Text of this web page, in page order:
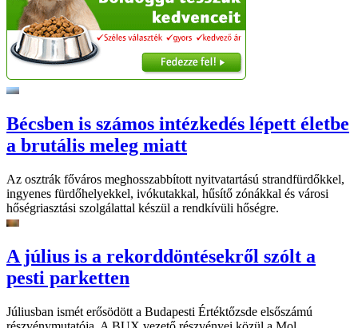
Bécsben is számos intézkedés lépett életbe
a brutális meleg miatt
Az osztrák főváros meghosszabbított nyitvatartású strandfürdőkkel,
ingyenes fürdőhelyekkel, ivókutakkal, hűsítő zónákkal és városi
hőségriasztási szolgálattal készül a rendkívüli hőségre.
A július is a rekorddöntésekről szólt a
pesti parketten
Júliusban ismét erősödött a Budapesti Értéktőzsde elsőszámú